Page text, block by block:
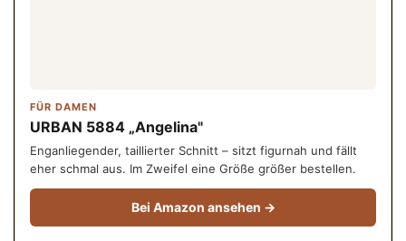
FÜR DAMEN
URBAN 5884 „Angelina"
Enganliegender, taillierter Schnitt – sitzt figurnah und fällt
eher schmal aus. Im Zweifel eine Größe größer bestellen.
Bei Amazon ansehen →